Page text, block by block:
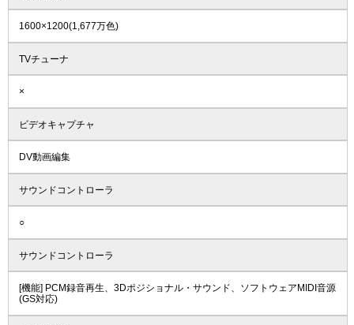
1600×1200(1,677万色)
TVチューナ
×
ビデオキャプチャ
DV動画編集
サウンドコントローラ
○
サウンドコントローラ
[機能] PCM録音再生、3Dポジショナル・サウンド、ソフトウェアMIDI音源
(GS対応)